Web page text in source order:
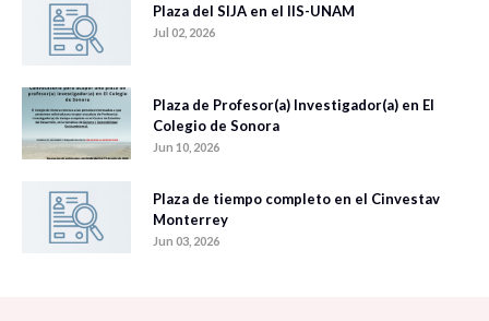
Plaza del SIJA en el IIS-UNAM
Jul 02, 2026
Plaza de Profesor(a) Investigador(a) en El
Colegio de Sonora
Jun 10, 2026
Plaza de tiempo completo en el Cinvestav
Monterrey
Jun 03, 2026